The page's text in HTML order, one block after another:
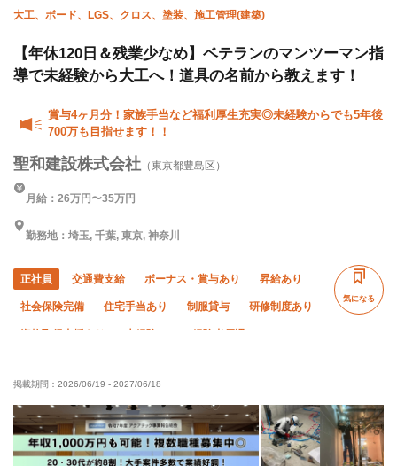
大工、ボード、LGS、クロス、塗装、施工管理(建築)
【年休120日＆残業少なめ】ベテランのマンツーマン指
導で未経験から大工へ！道具の名前から教えます！
賞与4ヶ月分！家族手当など福利厚生充実◎未経験からでも5年後
700万も目指せます！！
聖和建設株式会社 （東京都豊島区）
月給：26万円〜35万円
勤務地：埼玉, 千葉, 東京, 神奈川
正社員 交通費支給 ボーナス・賞与あり 昇給あり
社会保険完備 住宅手当あり 制服貸与 研修制度あり
資格取得支援あり 未経験OK 経験者優遇
完全週休二日制 夏季休暇
気になる
掲載期間： 2026/06/19 - 2027/06/18